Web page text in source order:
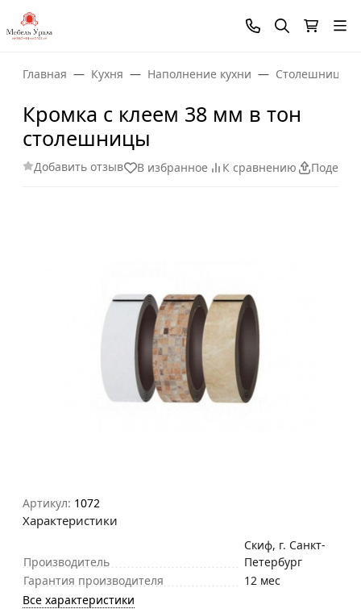
Главная Кухня Наполнение кухни Столешницы
Кромка с клеем 38 мм в тон
столешницы
Добавить отзыв В избранное К сравнению
Артикул: 1072
Характеристики
Производитель
Скиф, г. Санкт-
Петербург
Гарантия производителя
12 мес
Все характеристики